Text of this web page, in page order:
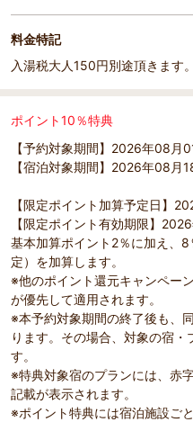
料金特記
入湯税大人150円別途頂きます。
ポイント10％特典
【予約対象期間】2026年08月
【宿泊対象期間】2026年08月
【限定ポイント加算予定日】
【限定ポイント有効期限】
基本加算ポイント2％に加え、
定）を加算します。
※他のポイント還元キャンペー
が優先して適用されます。
※本予約対象期間の終了後も、
ります。その場合、対象の宿
す。
※特典対象宿のプランには、赤
記載が表示されます。
※ポイント特典には宿泊施設ご